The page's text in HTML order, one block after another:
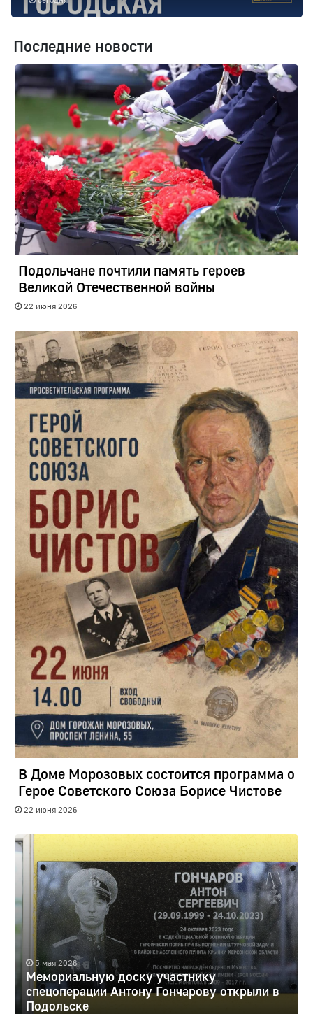
Последние новости
Подольчане почтили память героев
Великой Отечественной войны
22 июня 2026
В Доме Морозовых состоится программа о
Герое Советского Союза Борисе Чистове
22 июня 2026
5 мая 2026
Мемориальную доску участнику
спецоперации Антону Гончарову открыли в
Подольске